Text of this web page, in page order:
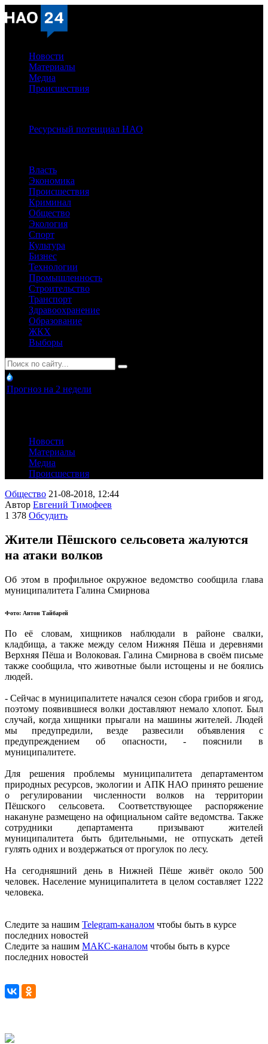
Новости
Материалы
Медиа
Происшествия
Ресурсный потенциал НАО
Власть
Экономика
Происшествия
Криминал
Общество
Экология
Спорт
Культура
Бизнес
Технологии
Промышленность
Строительство
Транспорт
Здравоохранение
Образование
ЖКХ
Выборы
Прогноз на 2 недели
Новости
Материалы
Медиа
Происшествия
Общество 21-08-2018, 12:44
Автор Евгений Тимофеев
1 378 Обсудить
Жители Пёшского сельсовета жалуются
на атаки волков
Об этом в профильное окружное ведомство сообщила глава
муниципалитета Галина Смирнова
Фото: Антон Тайбарей
По её словам, хищников наблюдали в районе свалки,
кладбища, а также между селом Нижняя Пёша и деревнями
Верхняя Пёша и Волоковая. Галина Смирнова в своём письме
также сообщила, что животные были истощены и не боялись
людей.
- Сейчас в муниципалитете начался сезон сбора грибов и ягод,
поэтому появившиеся волки доставляют немало хлопот. Был
случай, когда хищники прыгали на машины жителей. Людей
мы предупредили, везде развесили объявления с
предупреждением об опасности, - пояснили в
муниципалитете.
Для решения проблемы муниципалитета департаментом
природных ресурсов, экологии и АПК НАО принято решение
о регулировании численности волков на территории
Пёшского сельсовета. Соответствующее распоряжение
накануне размещено на официальном сайте ведомства. Также
сотрудники департамента призывают жителей
муниципалитета быть бдительными, не отпускать детей
гулять одних и воздержаться от прогулок по лесу.
На сегодняшний день в Нижней Пёше живёт около 500
человек. Население муниципалитета в целом составляет 1222
человека.
Следите за нашим Telegram-каналом чтобы быть в курсе
последних новостей
Следите за нашим МАКС-каналом чтобы быть в курсе
последних новостей